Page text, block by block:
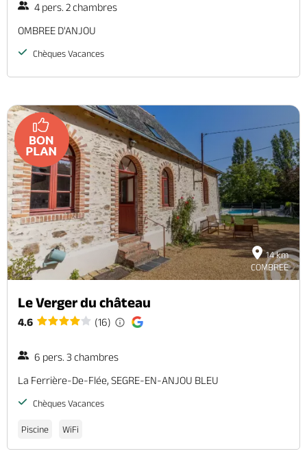
4 pers. 2 chambres
OMBREE D'ANJOU
Chèques Vacances
14 km
COMBREE
Le Verger du château
4.6 (16)
6 pers. 3 chambres
La Ferrière-De-Flée, SEGRE-EN-ANJOU BLEU
Chèques Vacances
Piscine WiFi